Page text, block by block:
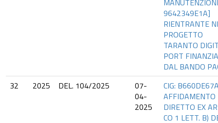
9642349E1A]
RIENTRANTE
PROGETTO
TARANTO
PORT
DAL BANDO
32
2025 DEL. 104/2025
07-
04-
2025
CIG:
AFFIDAMENTO
DIRETTO EX
CO 1 LETT. B)